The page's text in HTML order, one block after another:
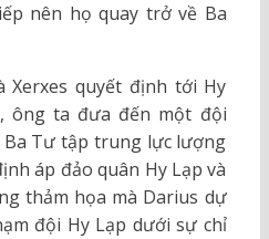
nên họ quay trở về Ba
Xerxes quyết định tới Hy
ông ta đưa đến một đội
Tư tập trung lực lượng
áp đảo quân Hy Lạp và
thảm họa mà Darius dự
đội Hy Lạp dưới sự chỉ